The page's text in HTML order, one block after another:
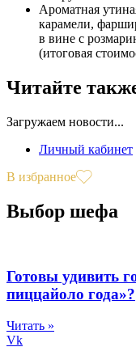
Ароматная
карамели,
в вине с
(итоговая
Читайте
Загружаем новости...
Личный кабинет
В избранное
Выбор шефа
Готовы удивить
пиццайоло года»?
Читать »
Vk